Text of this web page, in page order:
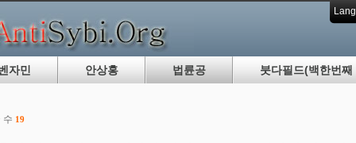
자민 안상홍 법륜공 붓다필드(백한번째
수 19